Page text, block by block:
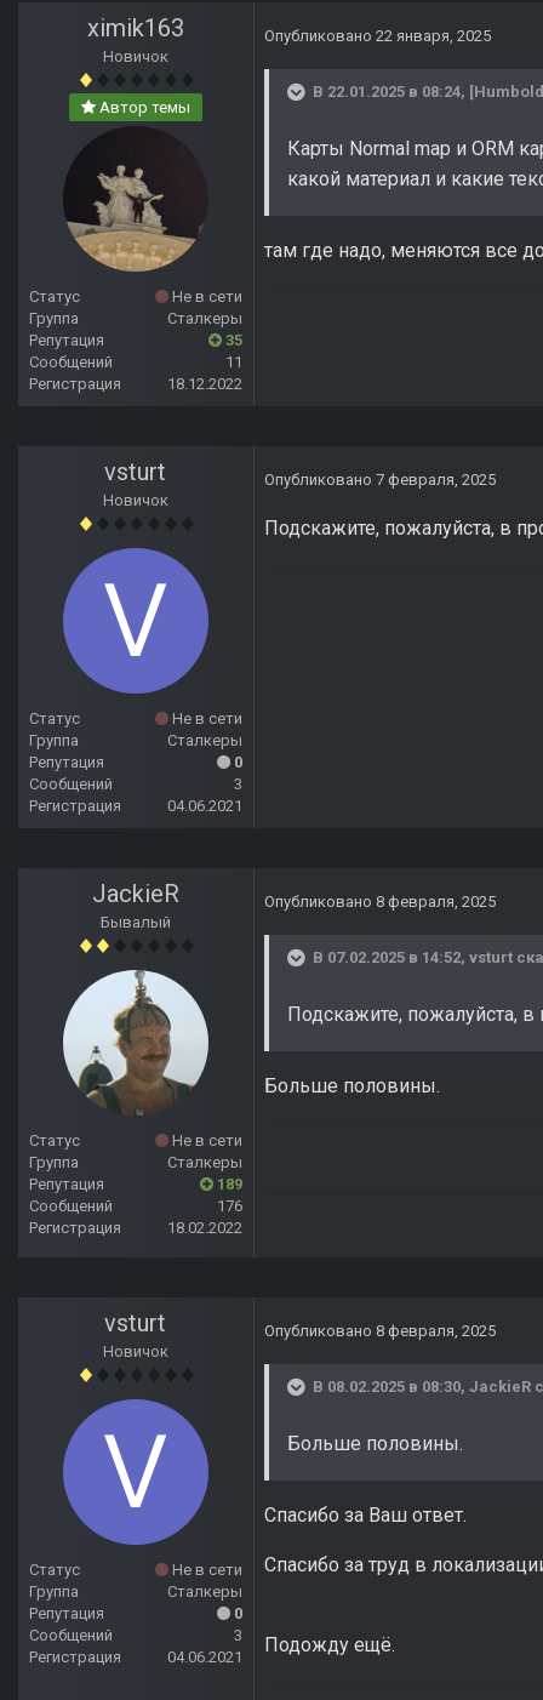
ximik163
Новичок
Автор темы
Статус
Не в сети
Группа
Сталкеры
Репутация
35
Сообщений
11
Регистрация
18.12.2022
Опубликовано 22 января, 2025
В 22.01.2025 в 08:24,
Карты Normal map и ORM
какой материал и какие
там где надо, меняются все
vsturt
Новичок
Статус
Не в сети
Группа
Сталкеры
Репутация
0
Сообщений
3
Регистрация
04.06.2021
Опубликовано 7 февраля, 2025
Подскажите, пожалуйста, в
JackieR
Бывалый
Статус
Не в сети
Группа
Сталкеры
Репутация
189
Сообщений
176
Регистрация
18.02.2022
Опубликовано 8 февраля, 2025
В 07.02.2025 в 14:52, vsturt
Подскажите, пожалуйста,
Больше половины.
vsturt
Новичок
Статус
Не в сети
Группа
Сталкеры
Репутация
0
Сообщений
3
Регистрация
04.06.2021
Опубликовано 8 февраля, 2025
В 08.02.2025 в 08:30, JackieR
Больше половины.
Спасибо за Ваш ответ.
Спасибо за труд в
Подожду ещё.